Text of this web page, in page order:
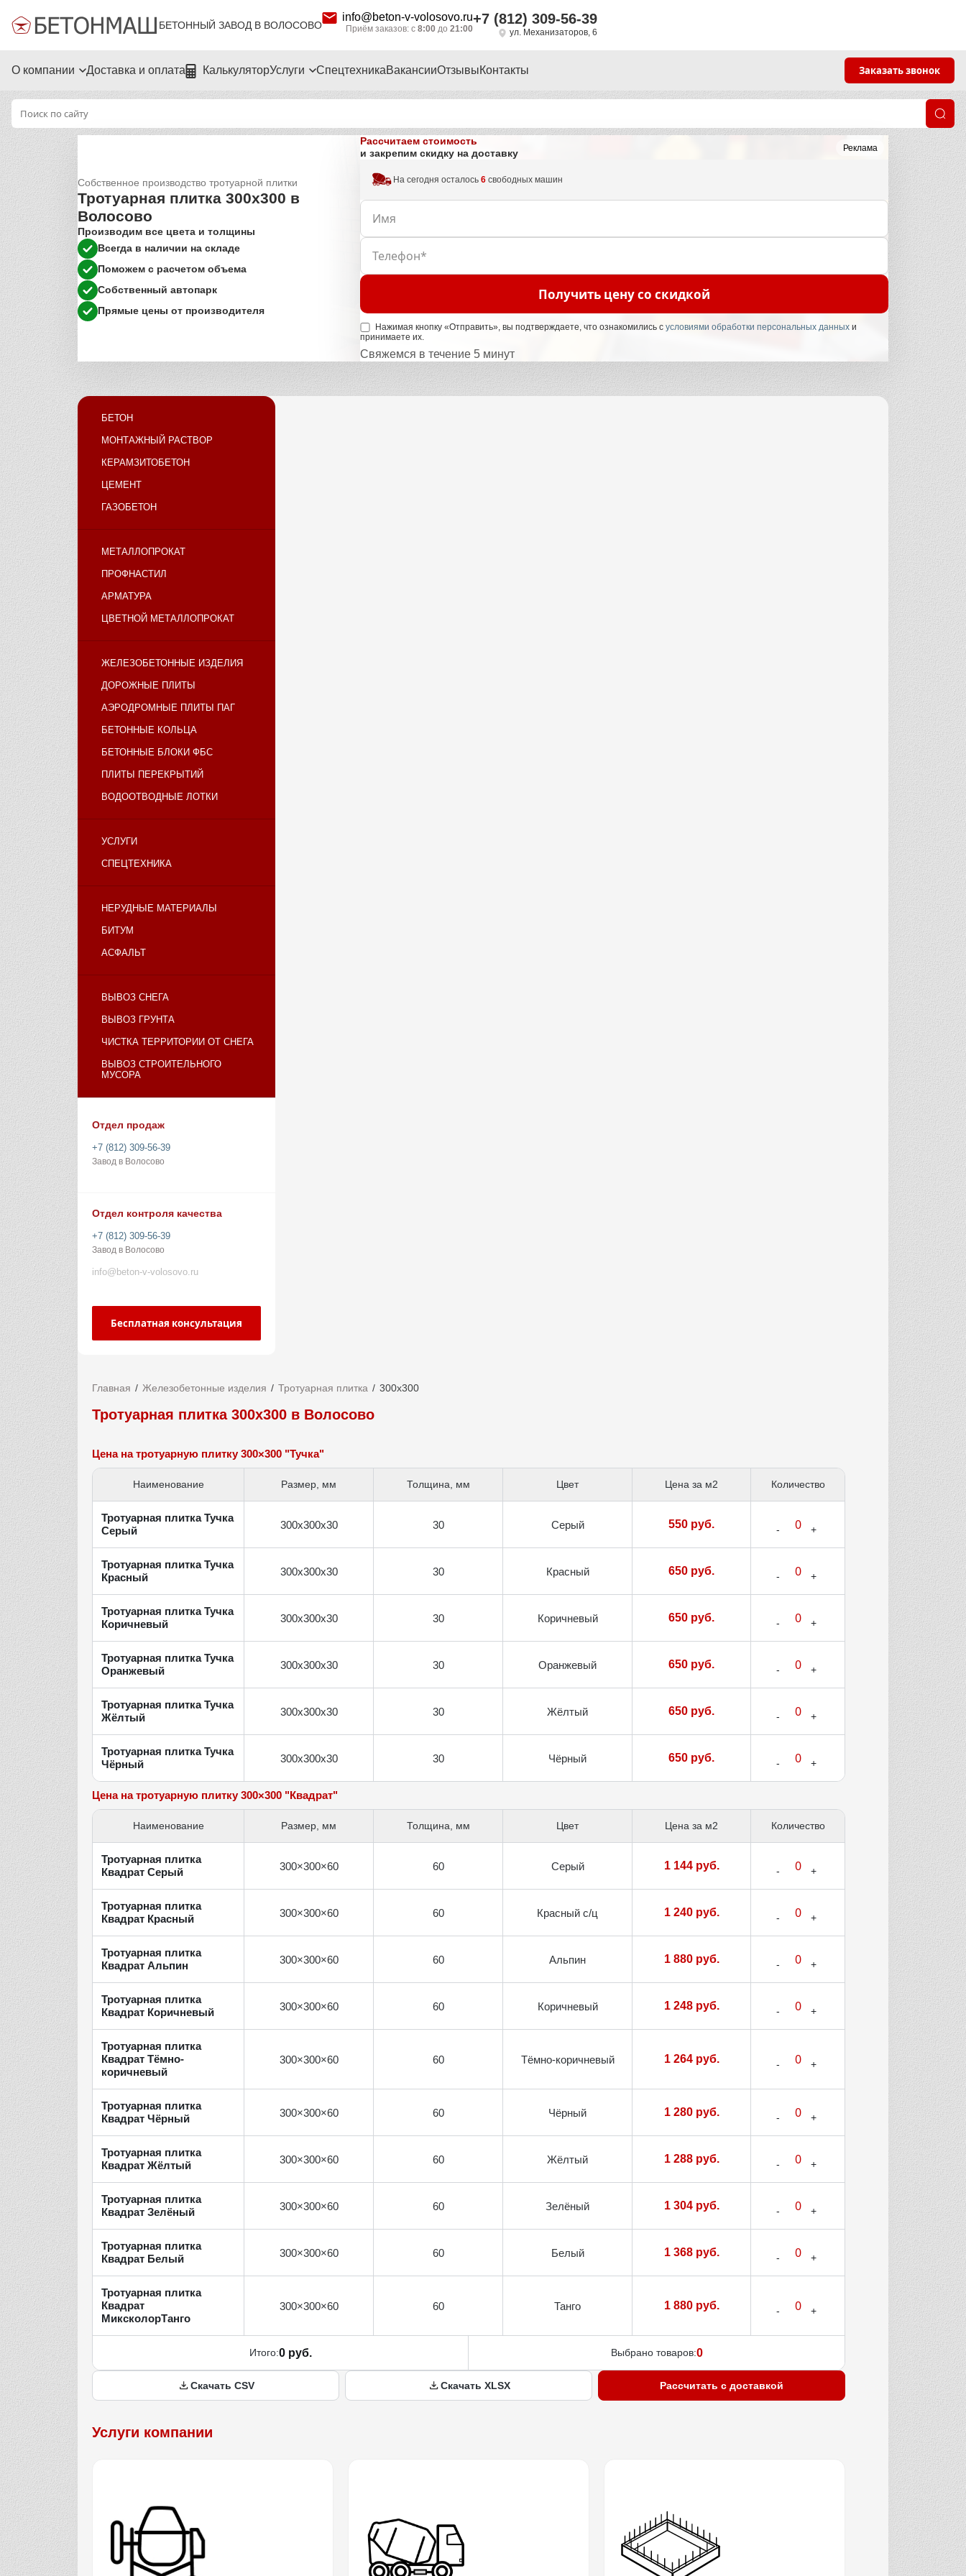
БЕТОННЫЙ ЗАВОД В ВОЛОСОВО
info@beton-v-volosovo.ru
Приём заказов: с 8:00 до 21:00
+7 (812) 309-56-39
ул. Механизаторов, 6
О компании Доставка и оплата КалькуляторУслуги СпецтехникаВакансииОтзывыКонтакты Заказать звонок
Реклама
Собственное производство тротуарной плитки
Тротуарная плитка 300х300 в
Волосово
Производим все цвета и толщины
Всегда в наличии на складе
Поможем с расчетом объема
Собственный автопарк
Прямые цены от производителя
Рассчитаем стоимость
и закрепим скидку на доставку
На сегодня осталось6 свободных машин
Получить цену со скидкой
Нажимая кнопку «Отправить», вы подтверждаете, что ознакомились с условиями обработки персональных данныхи
принимаете их.
Свяжемся в течение 5 минут
БЕТОН
МОНТАЖНЫЙ РАСТВОР
КЕРАМЗИТОБЕТОН
ЦЕМЕНТ
ГАЗОБЕТОН
МЕТАЛЛОПРОКАТ
ПРОФНАСТИЛ
АРМАТУРА
ЦВЕТНОЙ МЕТАЛЛОПРОКАТ
ЖЕЛЕЗОБЕТОННЫЕ ИЗДЕЛИЯ
ДОРОЖНЫЕ ПЛИТЫ
АЭРОДРОМНЫЕ ПЛИТЫ ПАГ
БЕТОННЫЕ КОЛЬЦА
БЕТОННЫЕ БЛОКИ ФБС
ПЛИТЫ ПЕРЕКРЫТИЙ
ВОДООТВОДНЫЕ ЛОТКИ
УСЛУГИ
СПЕЦТЕХНИКА
НЕРУДНЫЕ МАТЕРИАЛЫ
БИТУМ
АСФАЛЬТ
ВЫВОЗ СНЕГА
ВЫВОЗ ГРУНТА
ЧИСТКА ТЕРРИТОРИИ ОТ СНЕГА
ВЫВОЗ СТРОИТЕЛЬНОГО
МУСОРА
Отдел продаж
+7 (812) 309-56-39
Завод в Волосово
Отдел контроля качества
+7 (812) 309-56-39
Завод в Волосово
info@beton-v-volosovo.ru
Бесплатная консультация
Главная Железобетонные изделия Тротуарная плитка 300х300
Тротуарная плитка 300х300 в Волосово
Цена на тротуарную плитку 300×300 "Тучка"
Наименование Размер, мм Толщина, мм Цвет Цена за м2 Количество
Тротуарная плитка Тучка
Серый
300х300х30 30 Серый 550 руб.
Тротуарная плитка Тучка
Красный
300х300х30 30 Красный 650 руб.
Тротуарная плитка Тучка
Коричневый
300х300х30 30 Коричневый 650 руб.
Тротуарная плитка Тучка
Оранжевый
300х300х30 30 Оранжевый 650 руб.
Тротуарная плитка Тучка
Жёлтый
300х300х30 30 Жёлтый 650 руб.
Тротуарная плитка Тучка
Чёрный
300х300х30 30 Чёрный 650 руб.
Цена на тротуарную плитку 300×300 "Квадрат"
Наименование Размер, мм Толщина, мм Цвет Цена за м2 Количество
Тротуарная плитка
Квадрат Серый
300×300×60 60 Серый 1 144 руб.
Тротуарная плитка
Квадрат Красный
300×300×60 60 Красный с/ц 1 240 руб.
Тротуарная плитка
Квадрат Альпин
300×300×60 60 Альпин 1 880 руб.
Тротуарная плитка
Квадрат Коричневый
300×300×60 60 Коричневый 1 248 руб.
Тротуарная плитка
Квадрат Тёмно-
коричневый
300×300×60 60 Тёмно-коричневый 1 264 руб.
Тротуарная плитка
Квадрат Чёрный
300×300×60 60 Чёрный 1 280 руб.
Тротуарная плитка
Квадрат Жёлтый
300×300×60 60 Жёлтый 1 288 руб.
Тротуарная плитка
Квадрат Зелёный
300×300×60 60 Зелёный 1 304 руб.
Тротуарная плитка
Квадрат Белый
300×300×60 60 Белый 1 368 руб.
Тротуарная плитка
Квадрат
МиксколорТанго
300×300×60 60 Танго 1 880 руб.
Итого:0 руб. Выбрано товаров:0
Скачать CSV Скачать XLSX Рассчитать с доставкой
Услуги компании